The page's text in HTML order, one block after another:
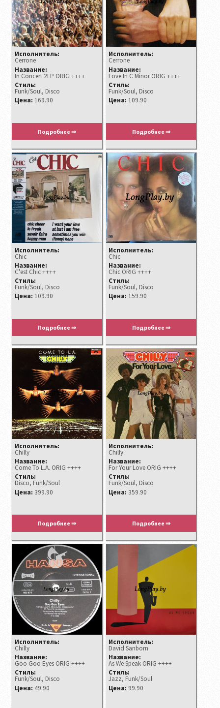
Исполнитель:
Cerrone
Название:
In Concert 2LP ORIG ++++
Стиль:
Funk/Soul, Disco
Цена: 169.90
Подробнее ⇒
Исполнитель:
Cerrone
Название:
Love In C Minor ORIG ++++
Стиль:
Funk/Soul, Disco
Цена: 109.90
Подробнее ⇒
Исполнитель:
Chic
Название:
C'est Chic ++++
Стиль:
Funk/Soul, Disco
Цена: 109.90
Подробнее ⇒
Исполнитель:
Chic
Название:
Chic ORIG ++++
Стиль:
Funk/Soul, Disco
Цена: 159.90
Подробнее ⇒
Исполнитель:
Chilly ‎
Название:
Come To L.A. ORIG ++++
Стиль:
Disco, Funk/Soul
Цена: 399.90
Подробнее ⇒
Исполнитель:
Chilly
Название:
For Your Love ORIG ++++
Стиль:
Funk/Soul, Disco
Цена: 359.90
Подробнее ⇒
Исполнитель:
Chilly
Название:
Goo Goo Eyes ORIG ++++
Стиль:
Funk/Soul, Disco
Цена: 49.90
Исполнитель:
David Sanborn
Название:
As We Speak ORIG ++++
Стиль:
Jazz, Funk/Soul
Цена: 99.90